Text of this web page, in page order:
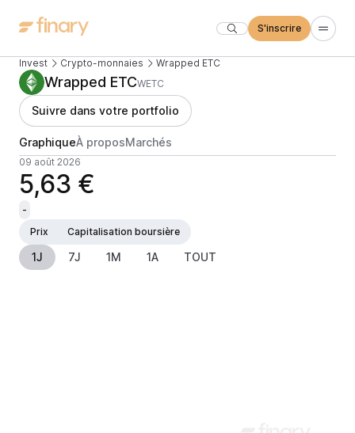
S'inscrire
Invest Crypto-monnaies Wrapped ETC
Wrapped ETCWETC
Suivre dans votre portfolio
GraphiqueÀ proposMarchés
09 août 2026
5,63 €
-
Prix
Capitalisation boursière
1J 7J 1M 1A TOUT